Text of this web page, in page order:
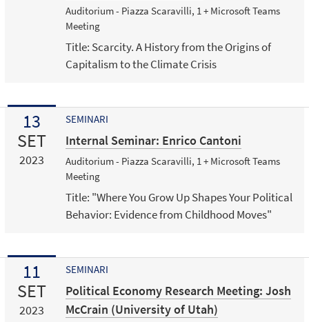
Auditorium - Piazza Scaravilli, 1 + Microsoft Teams
Meeting
Title: Scarcity. A History from the Origins of
Capitalism to the Climate Crisis
13
SET
2023
SEMINARI
Internal Seminar: Enrico Cantoni
Auditorium - Piazza Scaravilli, 1 + Microsoft Teams
Meeting
Title: "Where You Grow Up Shapes Your Political
Behavior: Evidence from Childhood Moves"
11
SET
2023
SEMINARI
Political Economy Research Meeting: Josh
McCrain (University of Utah)